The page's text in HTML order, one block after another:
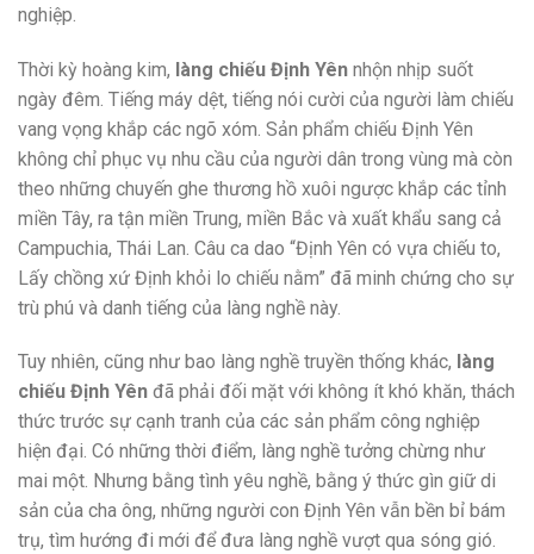
nghiệp.
Thời kỳ hoàng kim, làng chiếu Định Yên nhộn nhịp suốt
ngày đêm. Tiếng máy dệt, tiếng nói cười của người làm chiếu
vang vọng khắp các ngõ xóm. Sản phẩm chiếu Định Yên
không chỉ phục vụ nhu cầu của người dân trong vùng mà còn
theo những chuyến ghe thương hồ xuôi ngược khắp các tỉnh
miền Tây, ra tận miền Trung, miền Bắc và xuất khẩu sang cả
Campuchia, Thái Lan. Câu ca dao “Định Yên có vựa chiếu to,
Lấy chồng xứ Định khỏi lo chiếu nằm” đã minh chứng cho sự
trù phú và danh tiếng của làng nghề này.
Tuy nhiên, cũng như bao làng nghề truyền thống khác, làng
chiếu Định Yên đã phải đối mặt với không ít khó khăn, thách
thức trước sự cạnh tranh của các sản phẩm công nghiệp
hiện đại. Có những thời điểm, làng nghề tưởng chừng như
mai một. Nhưng bằng tình yêu nghề, bằng ý thức gìn giữ di
sản của cha ông, những người con Định Yên vẫn bền bỉ bám
trụ, tìm hướng đi mới để đưa làng nghề vượt qua sóng gió.